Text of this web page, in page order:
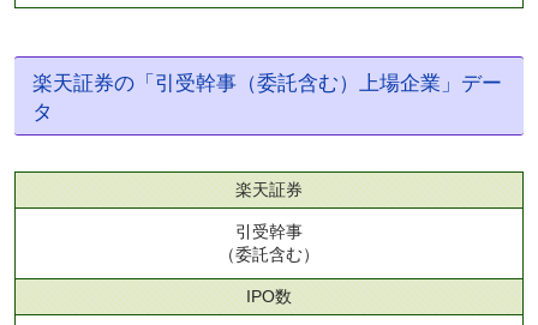
楽天証券の「引受幹事（委託含む）上場企業」デー
タ
楽天証券
引受幹事
（委託含む）
IPO数